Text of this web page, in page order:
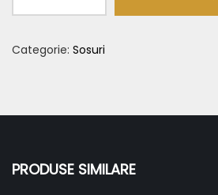
gorgonzola
Categorie: Sosuri
PRODUSE SIMILARE